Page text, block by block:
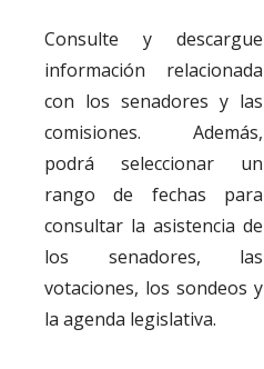
Consulte y descargue
información relacionada
con los senadores y las
comisiones. Además,
podrá seleccionar un
rango de fechas para
consultar la asistencia de
los senadores, las
votaciones, los sondeos y
la agenda legislativa.